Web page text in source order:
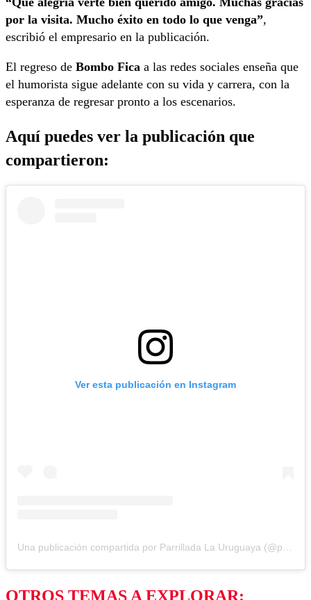
por la visita. Mucho éxito en todo lo que venga”,
escribió el empresario en la publicación.
El regreso de Bombo Fica a las redes sociales enseña que
el humorista sigue adelante con su vida y carrera, con la
esperanza de regresar pronto a los escenarios.
Aquí puedes ver la publicación que
compartieron:
Ver esta publicación en Instagram
Una publicación compartida por Parrillada La Uruguaya (@parrilla_la_uruguaya)
OTROS TEMAS A EXPLORAR: